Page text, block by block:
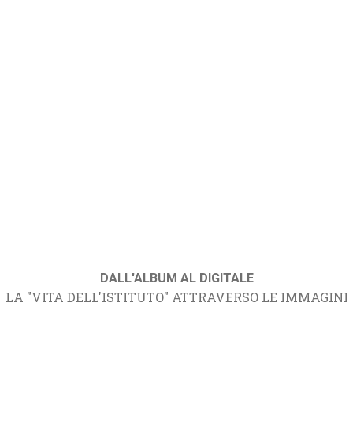
DALL'ALBUM AL DIGITALE
LA "VITA DELL'ISTITUTO" ATTRAVERSO LE IMMAGINI